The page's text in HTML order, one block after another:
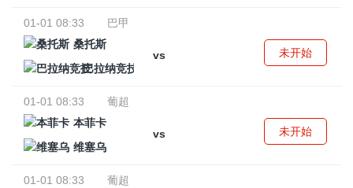
01-01 08:33
巴甲
桑托斯
vs
巴拉纳竞技
未开始
01-01 08:33
葡超
本菲卡
vs
维塞乌
未开始
01-01 08:33
葡超